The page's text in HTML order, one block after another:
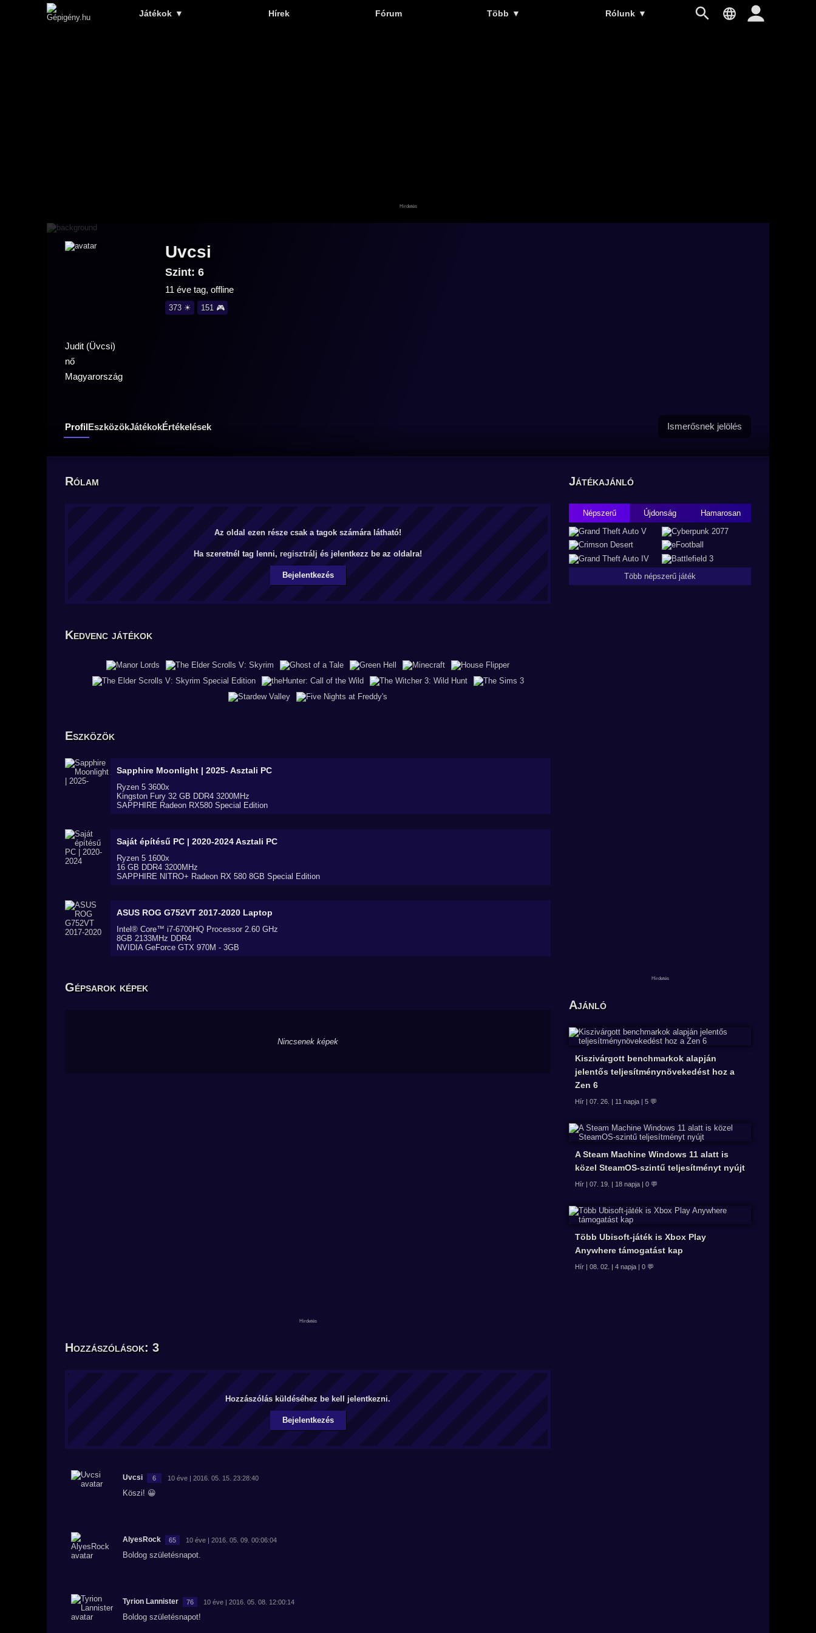
Játékok ▼ Hírek Fórum Több ▼ Rólunk ▼
Uvcsi
Szint: 6
11 éve tag, offline
373 ☀ 151 🎮
Judit (Üvcsi)
nő
Magyarország
ProfilEszközökJátékokÉrtékelések Ismerősnek jelölés
Rólam
Az oldal ezen része csak a tagok számára látható!
Ha szeretnél tag lenni, regisztrálj és jelentkezz be az oldalra!
Bejelentkezés
Kedvenc játékok
Eszközök
Sapphire Moonlight | 2025-Asztali PC
Ryzen 5 3600x
Kingston Fury 32 GB DDR4 3200MHz
SAPPHIRE Radeon RX580 Special Edition
Saját építésű PC | 2020-2024Asztali PC
Ryzen 5 1600x
16 GB DDR4 3200MHz
SAPPHIRE NITRO+ Radeon RX 580 8GB Special Edition
ASUS ROG G752VT 2017-2020 Laptop
Intel® Core™ i7-6700HQ Processor 2.60 GHz
8GB 2133MHz DDR4
NVIDIA GeForce GTX 970M - 3GB
Gépsarok képek
Nincsenek képek
Hozzászólások: 3
Hozzászólás küldéséhez be kell jelentkezni.
Bejelentkezés
Uvcsi 6 10 éve | 2016. 05. 15. 23:28:40
Köszi! 😀
AlyesRock 65 10 éve | 2016. 05. 09. 00:06:04
Boldog születésnapot.
Tyrion Lannister 76 10 éve | 2016. 05. 08. 12:00:14
Boldog születésnapot!
Játékajánló
Népszerű Újdonság Hamarosan
Több népszerű játék
Ajánló
Kiszivárgott benchmarkok alapján
jelentős teljesítménynövekedést hoz a
Zen 6
Hír | 07. 26. | 11 napja | 5 💬
A Steam Machine Windows 11 alatt is
közel SteamOS-szintű teljesítményt nyújt
Hír | 07. 19. | 18 napja | 0 💬
Több Ubisoft-játék is Xbox Play
Anywhere támogatást kap
Hír | 08. 02. | 4 napja | 0 💬